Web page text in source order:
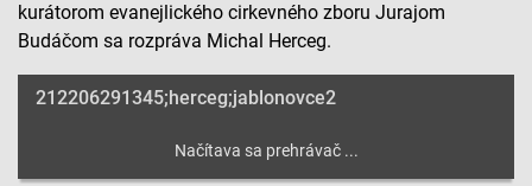
kurátorom evanejlického cirkevného zboru Jurajom
Budáčom sa rozpráva Michal Herceg.
212206291345;herceg;jablonovce2